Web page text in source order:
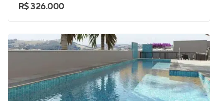
R$ 326.000